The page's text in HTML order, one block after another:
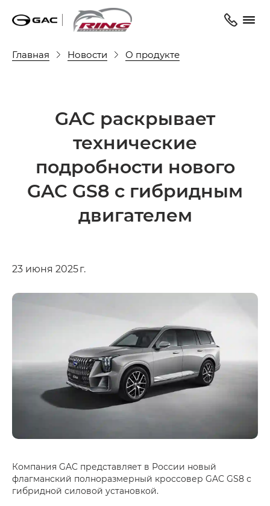
Главная Новости О продукте
GAC раскрывает
технические
подробности нового
GAC GS8 c гибридным
двигателем
23 июня 2025 г.
Компания GAC представляет в России новый
флагманский полноразмерный кроссовер GAC GS8 с
гибридной силовой установкой.